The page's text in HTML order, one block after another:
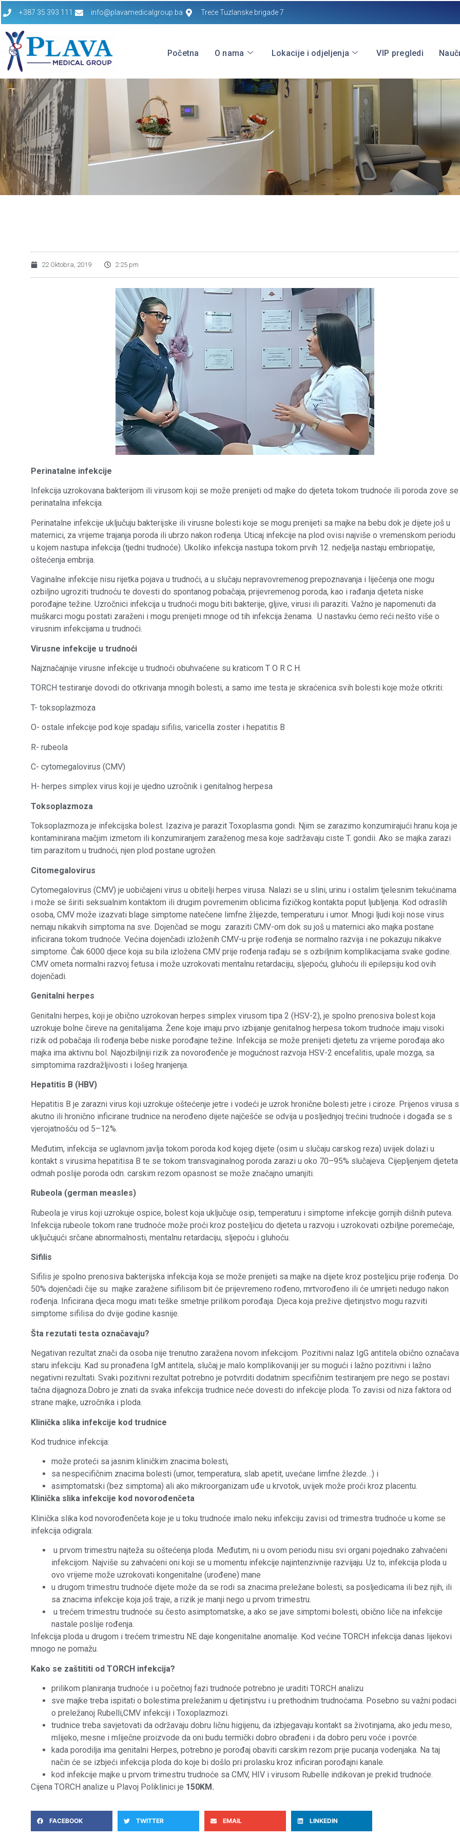
+387 35 393 111 info@plavamedicalgroup.ba Treće Tuzlanske brigade 7
Početna O nama Lokacije i odjeljenja VIP pregledi
22 Oktobra, 2019 2:25 pm
Perinatalne infekcije
Infekcija uzrokovana bakterijom ili virusom koji se može prenijeti od majke do djeteta tokom trudnoće ili poroda zove se
perinatalna infekcija.
Perinatalne infekcije uključuju bakterijske ili virusne bolesti koje se mogu prenijeti sa majke na bebu dok je dijete još u
maternici, za vrijeme trajanja poroda ili ubrzo nakon rođenja. Uticaj infekcije na plod ovisi najviše o vremenskom periodu
u kojem nastupa infekcija (tjedni trudnoće). Ukoliko infekcija nastupa tokom prvih 12. nedjelja nastaju embriopatije,
oštećenja embrija.
Vaginalne infekcije nisu rijetka pojava u trudnoći, a u slučaju nepravovremenog prepoznavanja i liječenja one mogu
ozbiljno ugroziti trudnoću te dovesti do spontanog pobačaja, prijevremenog poroda, kao i rađanja djeteta niske
porođajne težine. Uzročnici infekcija u trudnoći mogu biti bakterije, gljive, virusi ili paraziti. Važno je napomenuti da
muškarci mogu postati zaraženi i mogu prenijeti mnoge od tih infekcija ženama. U nastavku ćemo reći nešto više o
virusnim infekcijama u trudnoći.
Virusne infekcije u trudnoći
Najznačajnije virusne infekcije u trudnoći obuhvaćene su kraticom T O R C H.
TORCH testiranje dovodi do otkrivanja mnogih bolesti, a samo ime testa je skraćenica svih bolesti koje može otkriti:
T- toksoplazmoza
O- ostale infekcije pod koje spadaju sifilis, varicella zoster i hepatitis B
R- rubeola
C- cytomegalovirus (CMV)
H- herpes simplex virus koji je ujedno uzročnik i genitalnog herpesa
Toksoplazmoza
Toksoplazmoza je infekcijska bolest. Izaziva je parazit Toxoplasma gondi. Njim se zarazimo konzumirajući hranu koja je
kontaminirana mačjim izmetom ili konzumiranjem zaraženog mesa koje sadržavaju ciste T. gondii. Ako se majka zarazi
tim parazitom u trudnoći, njen plod postane ugrožen.
Citomegalovirus
Cytomegalovirus (CMV) je uobičajeni virus u obitelji herpes virusa. Nalazi se u slini, urinu i ostalim tjelesnim tekućinama
i može se širiti seksualnim kontaktom ili drugim povremenim oblicima fizičkog kontakta poput ljubljenja. Kod odraslih
osoba, CMV može izazvati blage simptome natečene limfne žlijezde, temperaturu i umor. Mnogi ljudi koji nose virus
nemaju nikakvih simptoma na sve. Dojenčad se mogu zaraziti CMV-om dok su još u maternici ako majka postane
inficirana tokom trudnoće. Većina dojenčadi izloženih CMV-u prije rođenja se normalno razvija i ne pokazuju nikakve
simptome. Čak 6000 djece koja su bila izložena CMV prije rođenja rađaju se s ozbiljnim komplikacijama svake godine.
CMV ometa normalni razvoj fetusa i može uzrokovati mentalnu retardaciju, sljepoću, gluhoću ili epilepsiju kod ovih
dojenčadi.
Genitalni herpes
Genitalni herpes, koji je obično uzrokovan herpes simplex virusom tipa 2 (HSV-2), je spolno prenosiva bolest koja
uzrokuje bolne čireve na genitalijama. Žene koje imaju prvo izbijanje genitalnog herpesa tokom trudnoće imaju visoki
rizik od pobačaja ili rođenja bebe niske porođajne težine. Infekcija se može prenijeti djetetu za vrijeme porođaja ako
majka ima aktivnu bol. Najozbiljniji rizik za novorođenče je mogućnost razvoja HSV-2 encefalitis, upale mozga, sa
simptomima razdražljivosti i lošeg hranjenja.
Hepatitis B (HBV)
Hepatitis B je zarazni virus koji uzrokuje oštećenje jetre i vodeći je uzrok hronične bolesti jetre i ciroze. Prijenos virusa s
akutno ili hronično inficirane trudnice na nerođeno dijete najčešće se odvija u posljednjoj trećini trudnoće i događa se s
vjerojatnošću od 5–12%.
Međutim, infekcija se uglavnom javlja tokom poroda kod kojeg dijete (osim u slučaju carskog reza) uvijek dolazi u
kontakt s virusima hepatitisa B te se tokom transvaginalnog poroda zarazi u oko 70–95% slučajeva. Cijepljenjem djeteta
odmah poslije poroda odn. carskim rezom opasnost se može značajno umanjiti.
Rubeola (german measles)
Rubeola je virus koji uzrokuje ospice, bolest koja uključuje osip, temperaturu i simptome infekcije gornjih dišnih puteva.
Infekcija rubeole tokom rane trudnoće može proći kroz posteljicu do djeteta u razvoju i uzrokovati ozbiljne poremećaje,
uključujući srčane abnormalnosti, mentalnu retardaciju, sljepoću i gluhoću.
Sifilis
Sifilis je spolno prenosiva bakterijska infekcija koja se može prenijeti sa majke na dijete kroz posteljicu prije rođenja. Do
50% dojenčadi čije su majke zaražene sifilisom bit će prijevremeno rođeno, mrtvorođeno ili će umrijeti nedugo nakon
rođenja. Inficirana djeca mogu imati teške smetnje prilikom porođaja. Djeca koja prežive djetinjstvo mogu razviti
simptome sifilisa do dvije godine kasnije.
Šta rezutati testa označavaju?
Negativan rezultat znači da osoba nije trenutno zaražena novom infekcijom. Pozitivni nalaz IgG antitela obično označava
staru infekciju. Kad su pronađena IgM antitela, slučaj je malo komplikovaniji jer su mogući i lažno pozitivni i lažno
negativni rezultati. Svaki pozitivni rezultat potrebno je potvrditi dodatnim specifičnim testiranjem pre nego se postavi
tačna dijagnoza.Dobro je znati da svaka infekcija trudnice neće dovesti do infekcije ploda. To zavisi od niza faktora od
strane majke, uzročnika i ploda.
Klinička slika infekcije kod trudnice
Kod trudnice infekcija:
može proteći sa jasnim kliničkim znacima bolesti,
sa nespecifičnim znacima bolesti (umor, temperatura, slab apetit, uvećane limfne žlezde…) i
asimptomatski (bez simptoma) ali ako mikroorganizam uđe u krvotok, uvijek može proći kroz placentu.
Klinička slika infekcije kod novorođenčeta
Klinička slika kod novorođenčeta koje je u toku trudnoće imalo neku infekciju zavisi od trimestra trudnoće u kome se
infekcija odigrala:
u prvom trimestru najteža su oštećenja ploda. Međutim, ni u ovom periodu nisu svi organi pojednako zahvaćeni
infekcijom. Najviše su zahvaćeni oni koji se u momentu infekcije najintenzivnije razvijaju. Uz to, infekcija ploda u
ovo vrijeme može uzrokovati kongenitalne (urođene) mane
u drugom trimestru trudnoće dijete može da se rodi sa znacima preležane bolesti, sa posljedicama ili bez njih, ili
sa znacima infekcije koja još traje, a rizik je manji nego u prvom trimestru.
u trećem trimestru trudnoće su često asimptomatske, a ako se jave simptomi bolesti, obično liče na infekcije
nastale poslije rođenja.
Infekcija ploda u drugom i trećem trimestru NE daje kongenitalne anomalije. Kod većine TORCH infekcija danas lijekovi
mnogo ne pomažu.
Kako se zaštititi od TORCH infekcija?
prilikom planiranja trudnoće i u početnoj fazi trudnoće potrebno je uraditi TORCH analizu
sve majke treba ispitati o bolestima preležanim u djetinjstvu i u prethodnim trudnoćama. Posebno su važni podaci
o preležanoj Rubelli,CMV infekciji i Toxoplazmozi.
trudnice treba savjetovati da održavaju dobru ličnu higijenu, da izbjegavaju kontakt sa životinjama, ako jedu meso,
mlijeko, mesne i mliječne proizvode da oni budu termički dobro obrađeni i da dobro peru voće i povrće.
kada porodilja ima genitalni Herpes, potrebno je porođaj obaviti carskim rezom prije pucanja vodenjaka. Na taj
način će se izbjeći infekcija ploda do koje bi došlo pri prolasku kroz inficiran porođajni kanale.
kod infekcije majke u prvom trimestru trudnoće sa CMV, HIV i virusom Rubelle indikovan je prekid trudnoće.
Cijena TORCH analize u Plavoj Poliklinici je 150KM.
FACEBOOK TWITTER EMAIL LINKEDIN